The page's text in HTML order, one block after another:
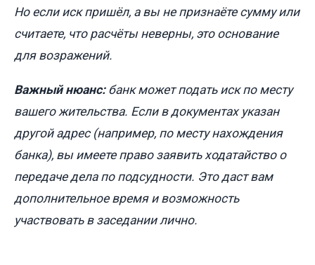
Но если иск пришёл, а вы не признаёте сумму или
считаете, что расчёты неверны, это основание
для возражений.
Важный нюанс:банк может подать иск по месту
вашего жительства. Если в документах указан
другой адрес (например, по месту нахождения
банка), вы имеете право заявить ходатайство о
передаче дела по подсудности. Это даст вам
дополнительное время и возможность
участвовать в заседании лично.